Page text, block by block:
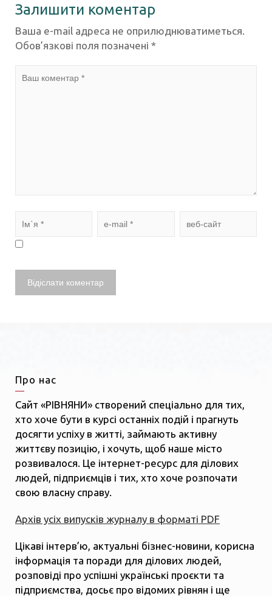
Залишити коментар
Ваша e-mail адреса не оприлюднюватиметься.
Обов’язкові поля позначені *
Про нас
Сайт «РІВНЯНИ» створений спеціально для тих,
хто хоче бути в курсі останніх подій і прагнуть
досягти успіху в житті, займають активну
життєву позицію, і хочуть, щоб наше місто
розвивалося. Це інтернет-ресурс для ділових
людей, підприємців і тих, хто хоче розпочати
свою власну справу.
Архів усіх випусків журналу в форматі PDF
Цікаві інтерв’ю, актуальні бізнес-новини, корисна
інформація та поради для ділових людей,
розповіді про успішні українські проєкти та
підприємства, досьє про відомих рівнян і ще